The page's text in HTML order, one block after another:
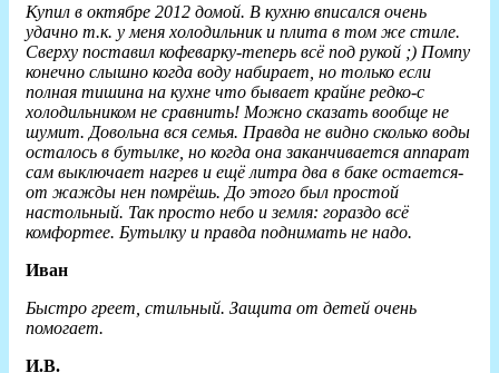
Купил в октябре 2012 домой. В кухню вписался очень
удачно т.к. у меня холодильник и плита в том же стиле.
Сверху поставил кофеварку-теперь всё под рукой ;) Помпу
конечно слышно когда воду набирает, но только если
полная тишина на кухне что бывает крайне редко-с
холодильником не сравнить! Можно сказать вообще не
шумит. Довольна вся семья. Правда не видно сколько воды
осталось в бутылке, но когда она заканчивается аппарат
сам выключает нагрев и ещё литра два в баке остается-
от жажды нен помрёшь. До этого был простой
настольный. Так просто небо и земля: гораздо всё
комфортее. Бутылку и правда поднимать не надо.
Иван
Быстро греет, стильный. Защита от детей очень
помогает.
И.В.